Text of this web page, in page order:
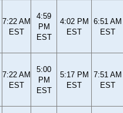
7:22 AM
EST
4:59
PM
EST
4:02 PM
EST
6:51 AM
EST
7:22 AM
EST
5:00
PM
EST
5:17 PM
EST
7:51 AM
EST